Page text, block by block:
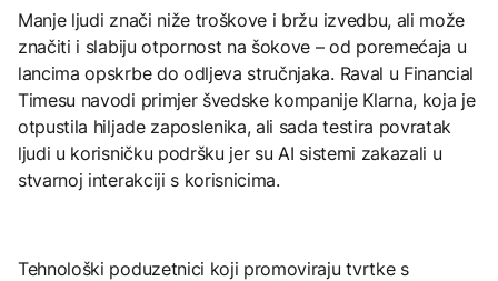
Manje ljudi znači niže troškove i bržu izvedbu, ali može
značiti i slabiju otpornost na šokove – od poremećaja u
lancima opskrbe do odljeva stručnjaka. Raval u Financial
Timesu navodi primjer švedske kompanije Klarna, koja je
otpustila hiljade zaposlenika, ali sada testira povratak
ljudi u korisničku podršku jer su AI sistemi zakazali u
stvarnoj interakciji s korisnicima.
Tehnološki poduzetnici koji promoviraju tvrtke s